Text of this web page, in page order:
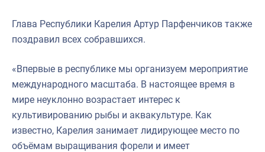
Глава Республики Карелия Артур Парфенчиков также
поздравил всех собравшихся.
«Впервые в республике мы организуем мероприятие
международного масштаба. В настоящее время в
мире неуклонно возрастает интерес к
культивированию рыбы и аквакультуре. Как
известно, Карелия занимает лидирующее место по
объёмам выращивания форели и имеет